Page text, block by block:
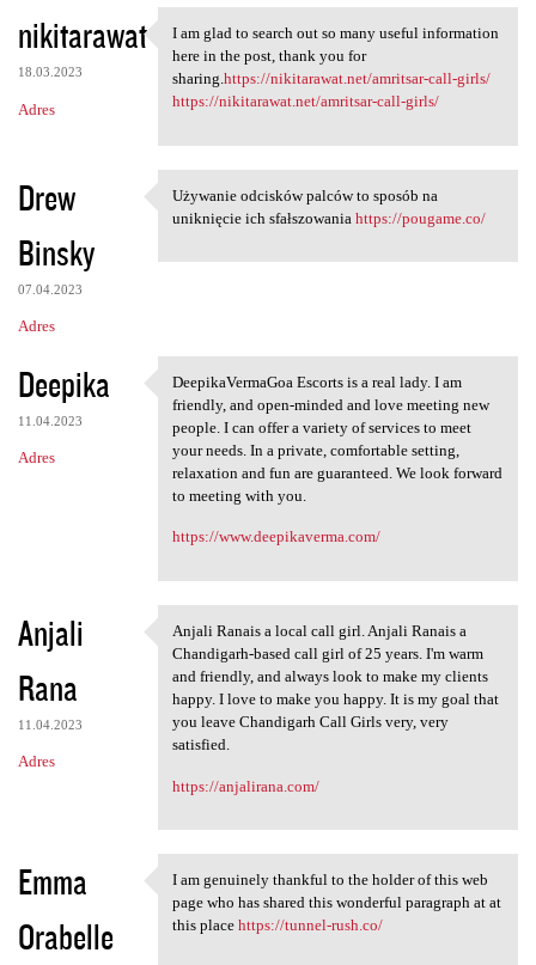
nikitarawat
18.03.2023
Adres
I am glad to search out so
I am glad to search out so many useful information
here in the post, thank you for
sharing.https://nikitarawat.net/amritsar-call-girls/
https://nikitarawat.net/amritsar-call-girls/
Drew
Binsky
07.04.2023
Adres
Używanie odcisków palców to
Używanie odcisków palców to sposób na
uniknięcie ich sfałszowania https://pougame.co/
Deepika
11.04.2023
Adres
DeepikaVermaGoa Escorts is a
DeepikaVermaGoa Escorts is a real lady. I am
friendly, and open-minded and love meeting new
people. I can offer a variety of services to meet
your needs. In a private, comfortable setting,
relaxation and fun are guaranteed. We look forward
to meeting with you.
https://www.deepikaverma.com/
Anjali
Rana
11.04.2023
Adres
Anjali Ranais a local call
Anjali Ranais a local call girl. Anjali Ranais a
Chandigarh-based call girl of 25 years. I'm warm
and friendly, and always look to make my clients
happy. I love to make you happy. It is my goal that
you leave Chandigarh Call Girls very, very
satisfied.
https://anjalirana.com/
Emma
Orabelle
I am genuinely thankful to
I am genuinely thankful to the holder of this web
page who has shared this wonderful paragraph at at
this place https://tunnel-rush.co/